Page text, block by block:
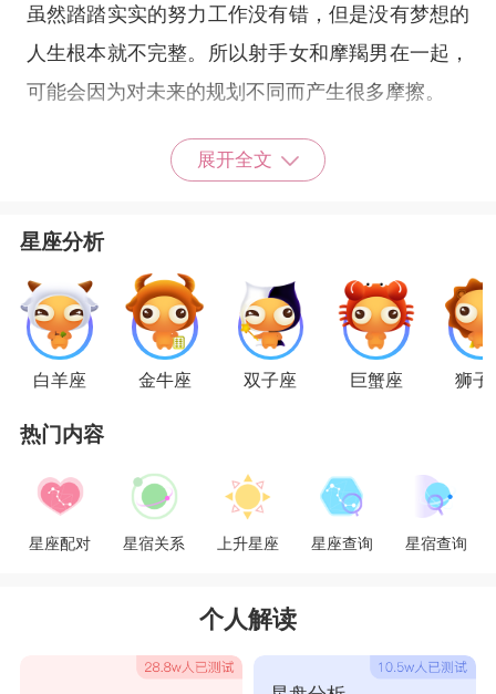
虽然踏踏实实的努力工作没有错，但是没有梦想的
人生根本就不完整。所以射手女和摩羯男在一起，
可能会因为对未来的规划不同而产生很多摩擦。
再者，摩羯座的男生比较多疑，对自己爱人的
人，自由对于摩羯男来说也没有什么非得到不可的
吸引力。对于他们来说，两个人好好的，就足够
了。但是对于射手座女生来说完全不是这样。她们
会非常厌恶摩羯座男生对自己的限制，自由对于她
在所不惜。
最后，摩羯座的男生其实不是一个很擅长甜言
蜜语的人，他们可能不太会在语言上表达自己的
爱人可以发现自己的用心良苦。但是射手座女孩子
大大咧咧，她们是很会表达自己的感情的，也不会
展开全文
星座分析
白羊座 金牛座 双子座 巨蟹座 狮子
热门内容
星座配对 星宿关系 上升星座 星座查询 星宿查询
个人解读